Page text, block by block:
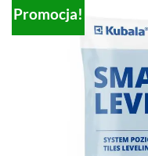
Promocja!